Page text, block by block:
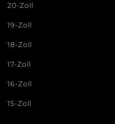
20-Zoll
19-Zoll
18-Zoll
17-Zoll
16-Zoll
15-Zoll